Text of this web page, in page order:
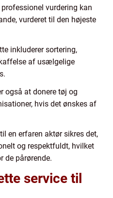
vurdering kan
vurderet til den højeste
inkluderer sortering,
af usælgelige
også at donere tøj og
hvis det ønskes af
en erfaren aktør sikres det,
og respektfuldt, hvilket
de pårørende.
service til